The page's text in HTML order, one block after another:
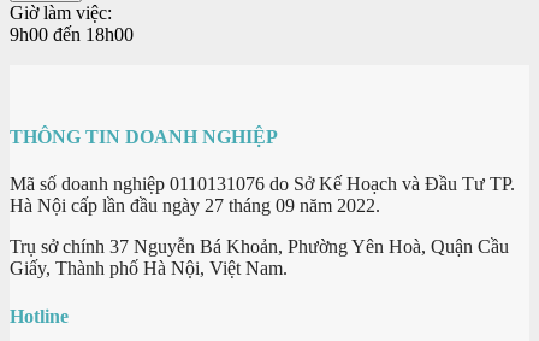
Giờ làm việc:
9h00 đến 18h00
THÔNG TIN DOANH NGHIỆP
Mã số doanh nghiệp 0110131076 do Sở Kế Hoạch và Đầu Tư TP.
Hà Nội cấp lần đầu ngày 27 tháng 09 năm 2022.
Trụ sở chính 37 Nguyễn Bá Khoản, Phường Yên Hoà, Quận Cầu
Giấy, Thành phố Hà Nội, Việt Nam.
Hotline